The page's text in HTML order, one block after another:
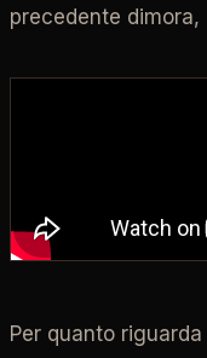
precedente dimora,
Per quanto